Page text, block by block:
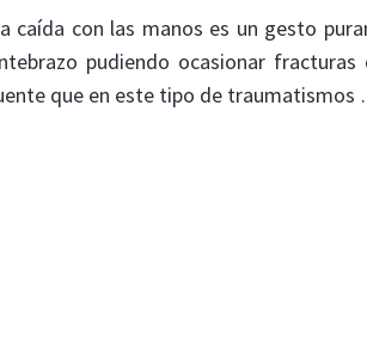
caída con las manos es un gesto
pudiendo ocasionar fracturas
que en este tipo de